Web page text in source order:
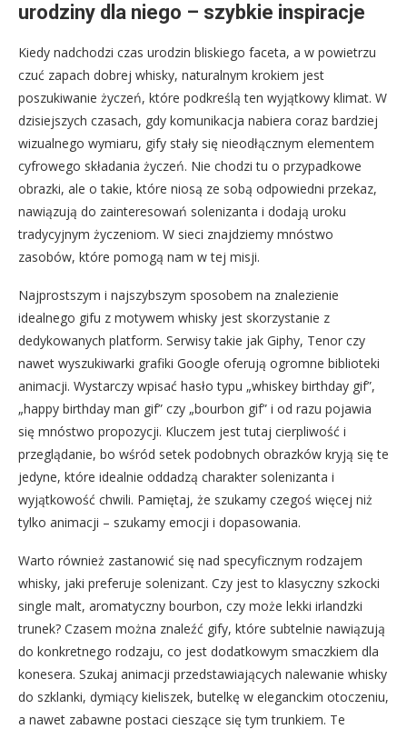
urodziny dla niego – szybkie inspiracje
Kiedy nadchodzi czas urodzin bliskiego faceta, a w powietrzu
czuć zapach dobrej whisky, naturalnym krokiem jest
poszukiwanie życzeń, które podkreślą ten wyjątkowy klimat. W
dzisiejszych czasach, gdy komunikacja nabiera coraz bardziej
wizualnego wymiaru, gify stały się nieodłącznym elementem
cyfrowego składania życzeń. Nie chodzi tu o przypadkowe
obrazki, ale o takie, które niosą ze sobą odpowiedni przekaz,
nawiązują do zainteresowań solenizanta i dodają uroku
tradycyjnym życzeniom. W sieci znajdziemy mnóstwo
zasobów, które pomogą nam w tej misji.
Najprostszym i najszybszym sposobem na znalezienie
idealnego gifu z motywem whisky jest skorzystanie z
dedykowanych platform. Serwisy takie jak Giphy, Tenor czy
nawet wyszukiwarki grafiki Google oferują ogromne biblioteki
animacji. Wystarczy wpisać hasło typu „whiskey birthday gif”,
„happy birthday man gif” czy „bourbon gif” i od razu pojawia
się mnóstwo propozycji. Kluczem jest tutaj cierpliwość i
przeglądanie, bo wśród setek podobnych obrazków kryją się te
jedyne, które idealnie oddadzą charakter solenizanta i
wyjątkowość chwili. Pamiętaj, że szukamy czegoś więcej niż
tylko animacji – szukamy emocji i dopasowania.
Warto również zastanowić się nad specyficznym rodzajem
whisky, jaki preferuje solenizant. Czy jest to klasyczny szkocki
single malt, aromatyczny bourbon, czy może lekki irlandzki
trunek? Czasem można znaleźć gify, które subtelnie nawiązują
do konkretnego rodzaju, co jest dodatkowym smaczkiem dla
konesera. Szukaj animacji przedstawiających nalewanie whisky
do szklanki, dymiący kieliszek, butelkę w eleganckim otoczeniu,
a nawet zabawne postaci cieszące się tym trunkiem. Te